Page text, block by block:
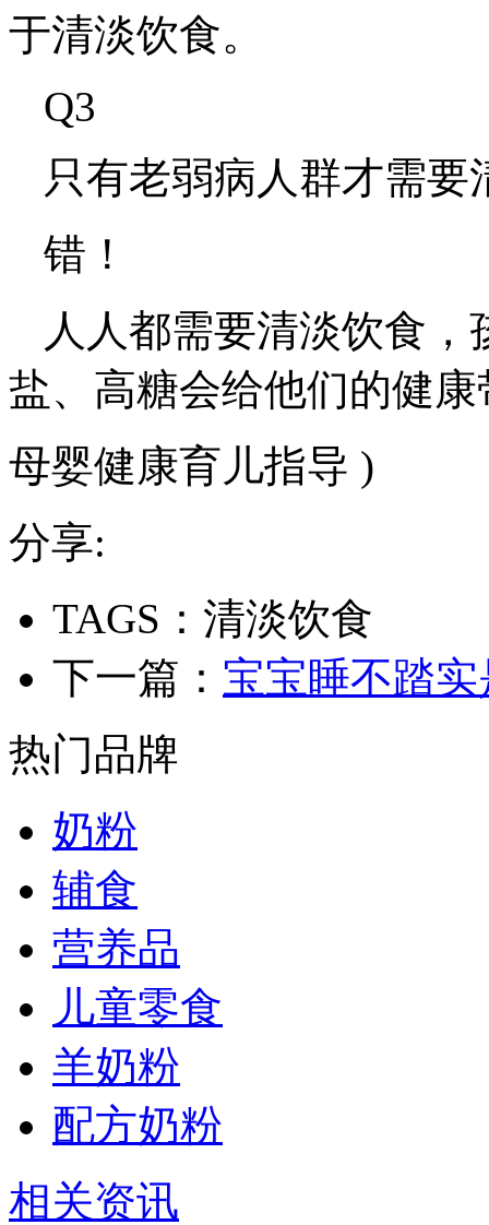
于清淡饮食。
Q3
只有老弱病人群才需要
错！
人人都需要清淡饮食
盐、高糖会给他们的健
母婴健康育儿指导 )
分享:
TAGS：清淡饮食
下一篇： 宝宝睡不踏
热门品牌
奶粉
辅食
营养品
儿童零食
羊奶粉
配方奶粉
相关资讯